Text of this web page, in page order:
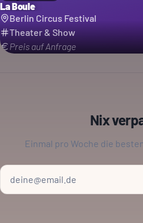
La Boule
Berlin Circus Festival
Theater & Show
Preis auf Anfrage
Nix
Einmal pro Woche die